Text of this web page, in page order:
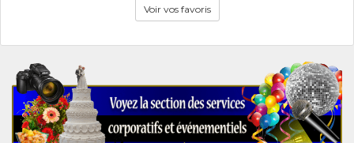
Voir vos favoris